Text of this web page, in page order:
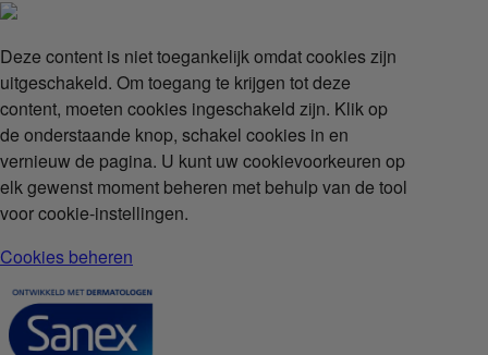
Deze content is niet toegankelijk omdat cookies zijn
uitgeschakeld. Om toegang te krijgen tot deze
content, moeten cookies ingeschakeld zijn. Klik op
de onderstaande knop, schakel cookies in en
vernieuw de pagina. U kunt uw cookievoorkeuren op
elk gewenst moment beheren met behulp van de tool
voor cookie-instellingen.
Cookies beheren